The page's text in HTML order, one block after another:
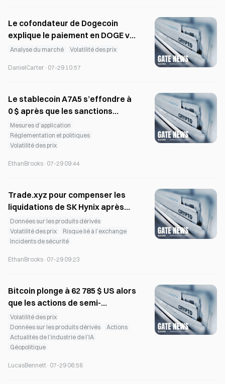
Le cofondateur de Dogecoin
explique le paiement en DOGE via
la boucle Vegas, alors que le prix
Analyse du marché Volatilité des prix
DanielCarter · 07-29 10:57
Le stablecoin A7A5 s’effondre à
0 $ après que les sanctions
imposées par les États-Unis, le
Royaume-Uni et l’Union
européenne ont bloqué la
conversion
Mesures d’application
Réglementation et politiques
Volatilité des prix
EthanBrooks · 07-29 09:44
Trade.xyz pour compenser les
liquidations de SK Hynix après
une anomalie de prix
Données sur les produits dérivés
Volatilité des prix
Risque lié à l’exchange
Incidents de sécurité
EthanBrooks · 07-29 09:23
Bitcoin plonge à 62 785 $ US alors
que les actions de semi-
conducteurs reculent et que les
liquidations crypto dépassent
500 millions de dollars
Volatilité des prix
Données sur les produits dérivés
Actions
Actualités de l’industrie de l’IA
Géopolitique
LucasBennett · 07-29 06:58